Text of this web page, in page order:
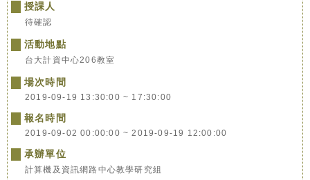
授課人
待確認
活動地點
台大計資中心206教室
場次時間
2019-09-19 13:30:00 ~ 17:30:00
報名時間
2019-09-02 00:00:00 ~ 2019-09-19 12:00:00
承辦單位
計算機及資訊網路中心教學研究組